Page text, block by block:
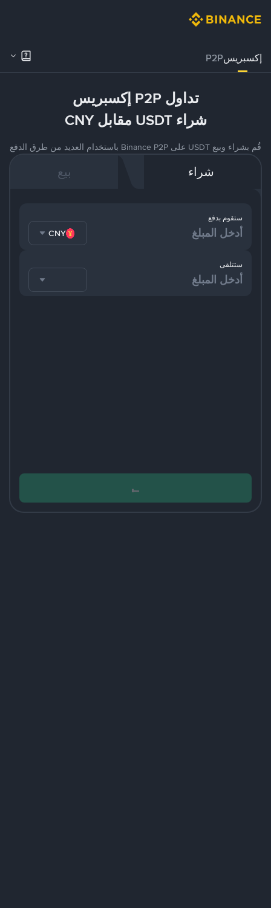
إكسبريسP2P
تداول P2P إكسبريس
شراء USDT مقابل CNY
قُم بشراء وبيع USDT على Binance P2P باستخدام العديد من طرق الدفع
شراء بيع
ستقوم بدفع
CNY
ستتلقى